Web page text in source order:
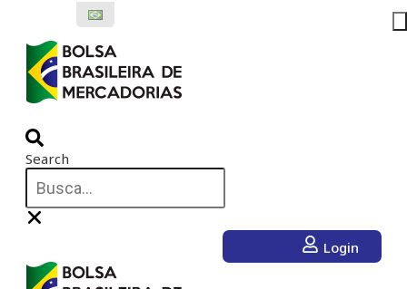
conteúdo
Search
Login